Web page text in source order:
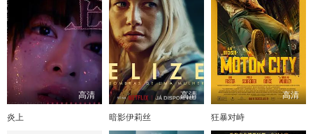
高清
炎上
高清
暗影伊莉丝
高清
狂暴对峙